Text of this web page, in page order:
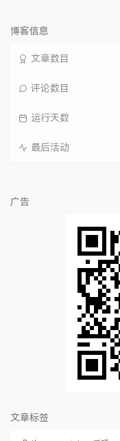
博客信息
文章数目
评论数目
运行天数
最后活动
广告
文章标签